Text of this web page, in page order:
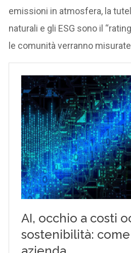
emissioni in atmosfera, la
naturali e gli ESG sono il
le comunità verranno